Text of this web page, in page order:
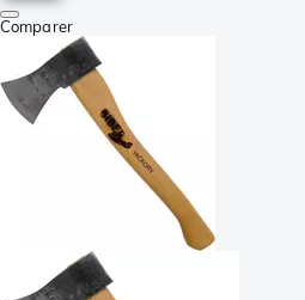
Comparer